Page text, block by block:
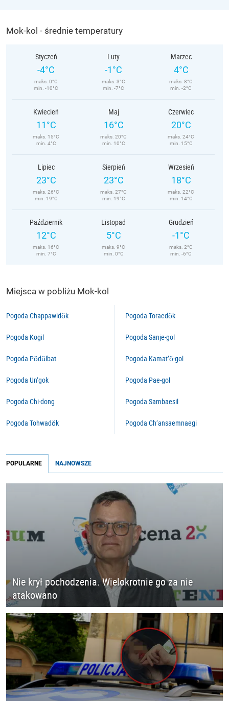
Mok-kol - średnie temperatury
Styczeń
-4°C
maks. 0°C
min. -10°C
Luty
-1°C
maks. 3°C
min. -7°C
Marzec
4°C
maks. 8°C
min. -2°C
Kwiecień
11°C
maks. 15°C
min. 4°C
Maj
16°C
maks. 20°C
min. 10°C
Czerwiec
20°C
maks. 24°C
min. 15°C
Lipiec
23°C
maks. 26°C
min. 19°C
Sierpień
23°C
maks. 27°C
min. 19°C
Wrzesień
18°C
maks. 22°C
min. 14°C
Październik
12°C
maks. 16°C
min. 7°C
Listopad
5°C
maks. 9°C
min. 0°C
Grudzień
-1°C
maks. 2°C
min. -6°C
Miejsca w pobliżu Mok-kol
Pogoda Chappawidŏk
Pogoda Kogil
Pogoda Pŏdŭlbat
Pogoda Un’gok
Pogoda Chi-dong
Pogoda Tohwadŏk
Pogoda Toraedŏk
Pogoda Sanje-gol
Pogoda Kamat’ŏ-gol
Pogoda Pae-gol
Pogoda Sambaesil
Pogoda Ch’ansaemnaegi
POPULARNE NAJNOWSZE
Nie krył pochodzenia. Wielokrotnie go za nie
atakowano